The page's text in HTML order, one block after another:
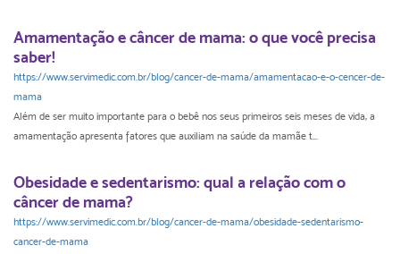
Amamentação e câncer de mama: o que você precisa
saber!
https://www.servimedic.com.br/blog/cancer-de-mama/amamentacao-e-o-cencer-de-
mama
Além de ser muito importante para o bebê nos seus primeiros seis meses de vida, a
amamentação apresenta fatores que auxiliam na saúde da mamãe t...
Obesidade e sedentarismo: qual a relação com o
câncer de mama?
https://www.servimedic.com.br/blog/cancer-de-mama/obesidade-sedentarismo-
cancer-de-mama